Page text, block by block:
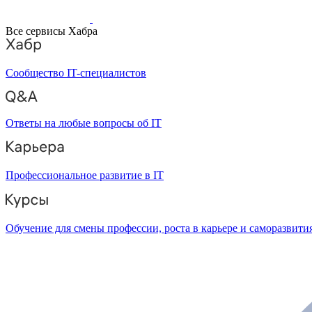
Все сервисы Хабра
Сообщество IT-специалистов
Ответы на любые вопросы об IT
Профессиональное развитие в IT
Обучение для смены профессии, роста в карьере и